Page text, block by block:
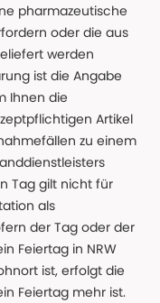
pharmazeutische
oder die aus
werden
ist die Angabe
Ihnen die
Artikel
zu einem
Tag gilt nicht für
als
der Tag oder der
Feiertag in NRW
ist, erfolgt die
Feiertag mehr ist.